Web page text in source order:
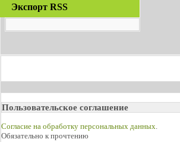
Экспорт RSS
Пользовательское соглашение
Согласие на обработку персональных данных.
Обязательно к прочтению